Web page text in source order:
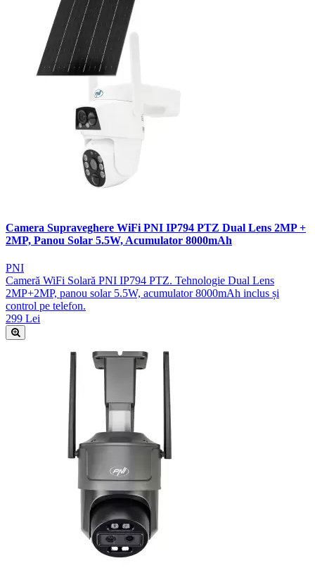
Camera Supraveghere WiFi PNI IP794 PTZ Dual Lens 2MP +
2MP, Panou Solar 5.5W, Acumulator 8000mAh
PNI
Cameră WiFi Solară PNI IP794 PTZ. Tehnologie Dual Lens
2MP+2MP, panou solar 5.5W, acumulator 8000mAh inclus și
control pe telefon.
299 Lei